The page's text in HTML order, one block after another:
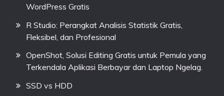
WordPress Gratis
R Studio: Perangkat Analisis Statistik Gratis,
Fleksibel, dan Profesional
OpenShot, Solusi Editing Gratis untuk Pemula yang
Terkendala Aplikasi Berbayar dan Laptop Ngelag.
SSD vs HDD